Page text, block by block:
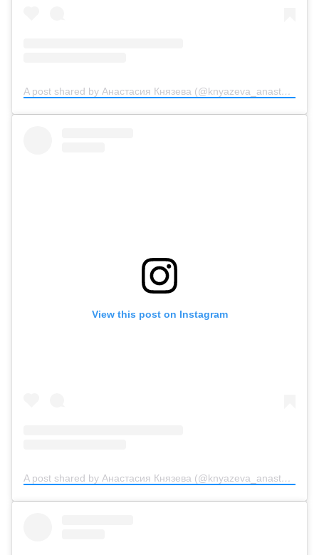
A post shared by Анастасия Князева (@knyazeva_anastasiya_official)
View this post on Instagram
A post shared by Анастасия Князева (@knyazeva_anastasiya_official)